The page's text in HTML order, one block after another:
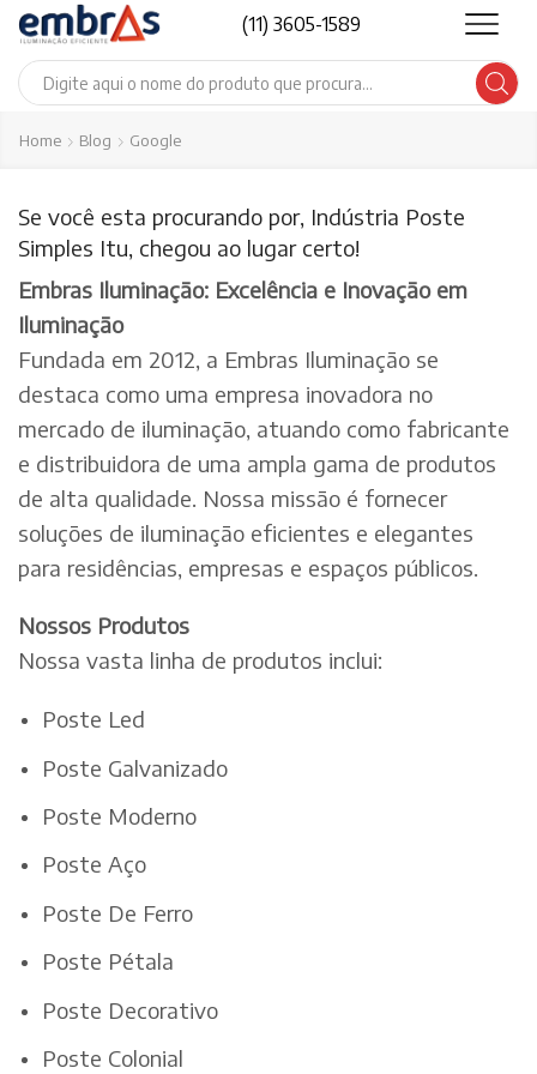
(11) 3605-1589
Search
Home Blog Google
Se você esta procurando por, Indústria Poste
Simples Itu, chegou ao lugar certo!
Embras Iluminação: Excelência e Inovação em
Iluminação
Fundada em 2012, a Embras Iluminação se
destaca como uma empresa inovadora no
mercado de iluminação, atuando como fabricante
e distribuidora de uma ampla gama de produtos
de alta qualidade. Nossa missão é fornecer
soluções de iluminação eficientes e elegantes
para residências, empresas e espaços públicos.
Nossos Produtos
Nossa vasta linha de produtos inclui:
Poste Led
Poste Galvanizado
Poste Moderno
Poste Aço
Poste De Ferro
Poste Pétala
Poste Decorativo
Poste Colonial